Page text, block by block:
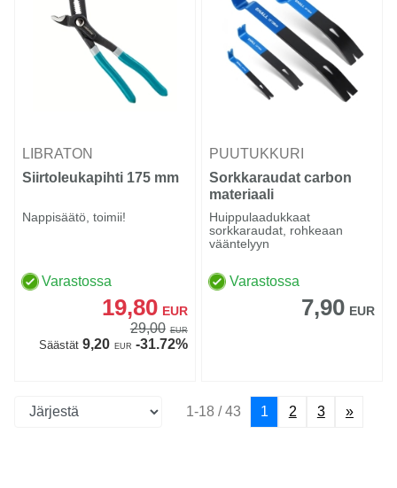
LIBRATON
Siirtoleukapihti 175 mm
Nappisäätö, toimii!
Varastossa
19,80 EUR
29,00 EUR
Säästät9,20 EUR -31.72%
PUUTUKKURI
Sorkkaraudat carbon
materiaali
Huippulaadukkaat
sorkkaraudat, rohkeaan
vääntelyyn
Varastossa
7,90 EUR
1-18 / 43 1 2 3 »